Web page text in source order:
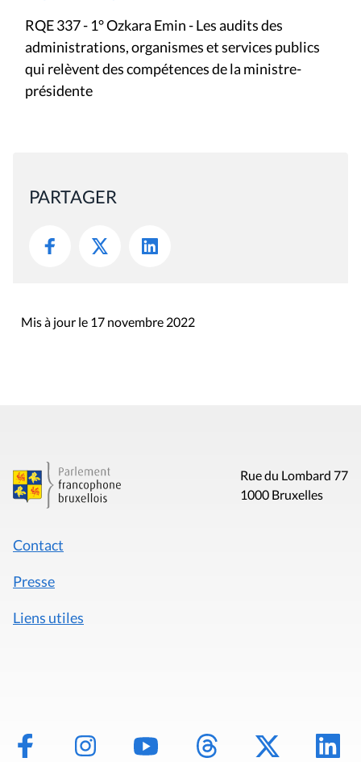
RQE 337 - 1° Ozkara Emin - Les audits des
administrations, organismes et services publics
qui relèvent des compétences de la ministre-
présidente
PARTAGER
Mis à jour le 17 novembre 2022
Rue du Lombard 77
1000 Bruxelles
Contact
Presse
Liens utiles